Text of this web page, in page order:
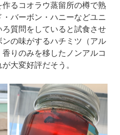
るコオラウ蒸留所の樽で熟
バーボン・ハニーなどユニ
質問をしていると試食させ
の味がするハチミツ（アル
りのみを移したノンアルコ
大変好評だそう。